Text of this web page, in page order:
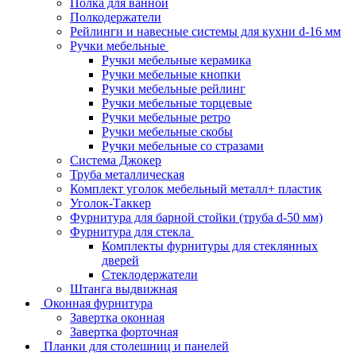
Полкодержатели
Рейлинги и навесные системы для кухни d-16 мм
Ручки мебельные
Ручки мебельные керамика
Ручки мебельные кнопки
Ручки мебельные рейлинг
Ручки мебельные торцевые
Ручки мебельные ретро
Ручки мебельные скобы
Ручки мебельные со стразами
Система Джокер
Труба металлическая
Комплект уголок мебельный металл+ пластик
Уголок-Таккер
Фурнитура для барной стойки (труба d-50 мм)
Фурнитура для стекла
Комплекты фурнитуры для стеклянных
дверей
Стеклодержатели
Штанга выдвижная
Оконная фурнитура
Завертка оконная
Завертка форточная
Планки для столешниц и панелей